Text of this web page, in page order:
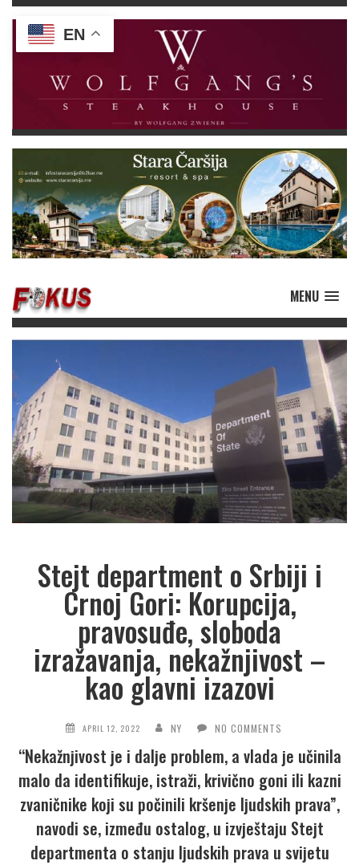
MENU
Stejt department o Srbiji i
Crnoj Gori: Korupcija,
pravosuđe, sloboda
izražavanja, nekažnjivost –
kao glavni izazovi
APRIL 12, 2022 NY NO COMMENTS
“Nekažnjivost je i dalje problem, a vlada je učinila
malo da identifikuje, istraži, krivično goni ili kazni
zvaničnike koji su počinili kršenje ljudskih prava”,
navodi se, između ostalog, u izvještaju Stejt
departmenta o stanju ljudskih prava u svijetu
EN